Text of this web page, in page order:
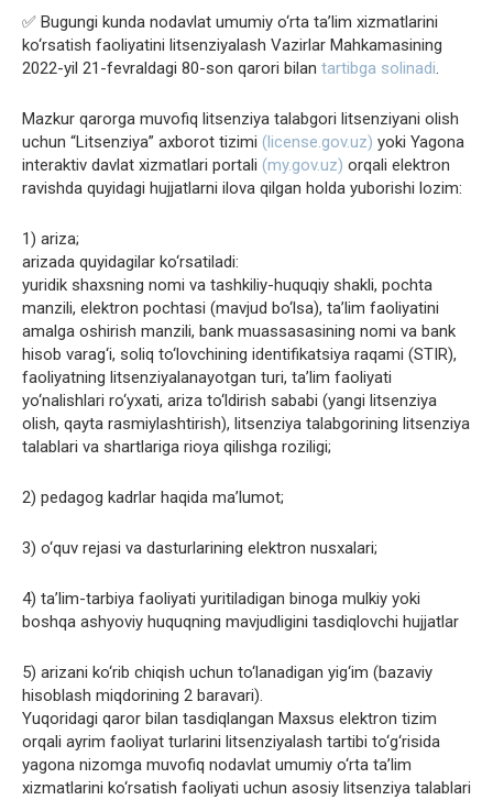
✅ Bugungi kunda nodavlat umumiy o‘rta ta’lim xizmatlarini
ko‘rsatish faoliyatini litsenziyalash Vazirlar Mahkamasining
2022-yil 21-fevraldagi 80-son qarori bilan tartibga solinadi.
Mazkur qarorga muvofiq litsenziya talabgori litsenziyani olish
uchun “Litsenziya” axborot tizimi (license.gov.uz) yoki Yagona
interaktiv davlat xizmatlari portali (my.gov.uz) orqali elektron
ravishda quyidagi hujjatlarni ilova qilgan holda yuborishi lozim:
1) ariza;
arizada quyidagilar ko‘rsatiladi:
yuridik shaxsning nomi va tashkiliy-huquqiy shakli, pochta
manzili, elektron pochtasi (mavjud bo‘lsa), taʼlim faoliyatini
amalga oshirish manzili, bank muassasasining nomi va bank
hisob varag‘i, soliq to‘lovchining identifikatsiya raqami (STIR),
faoliyatning litsenziyalanayotgan turi, taʼlim faoliyati
yo‘nalishlari ro‘yxati, ariza to‘ldirish sababi (yangi litsenziya
olish, qayta rasmiylashtirish), litsenziya talabgorining litsenziya
talablari va shartlariga rioya qilishga roziligi;
2) pedagog kadrlar haqida maʼlumot;
3) o‘quv rejasi va dasturlarining elektron nusxalari;
4) taʼlim-tarbiya faoliyati yuritiladigan binoga mulkiy yoki
boshqa ashyoviy huquqning mavjudligini tasdiqlovchi hujjatlar
5) arizani ko‘rib chiqish uchun to‘lanadigan yig‘im (bazaviy
hisoblash miqdorining 2 baravari).
Yuqoridagi qaror bilan tasdiqlangan Maxsus elektron tizim
orqali ayrim faoliyat turlarini litsenziyalash tartibi to‘g‘risida
yagona nizomga muvofiq nodavlat umumiy o‘rta ta’lim
xizmatlarini ko‘rsatish faoliyati uchun asosiy litsenziya talablari